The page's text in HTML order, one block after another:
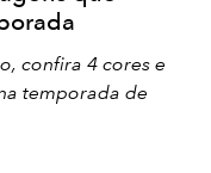
confira 4 cores e
temporada de